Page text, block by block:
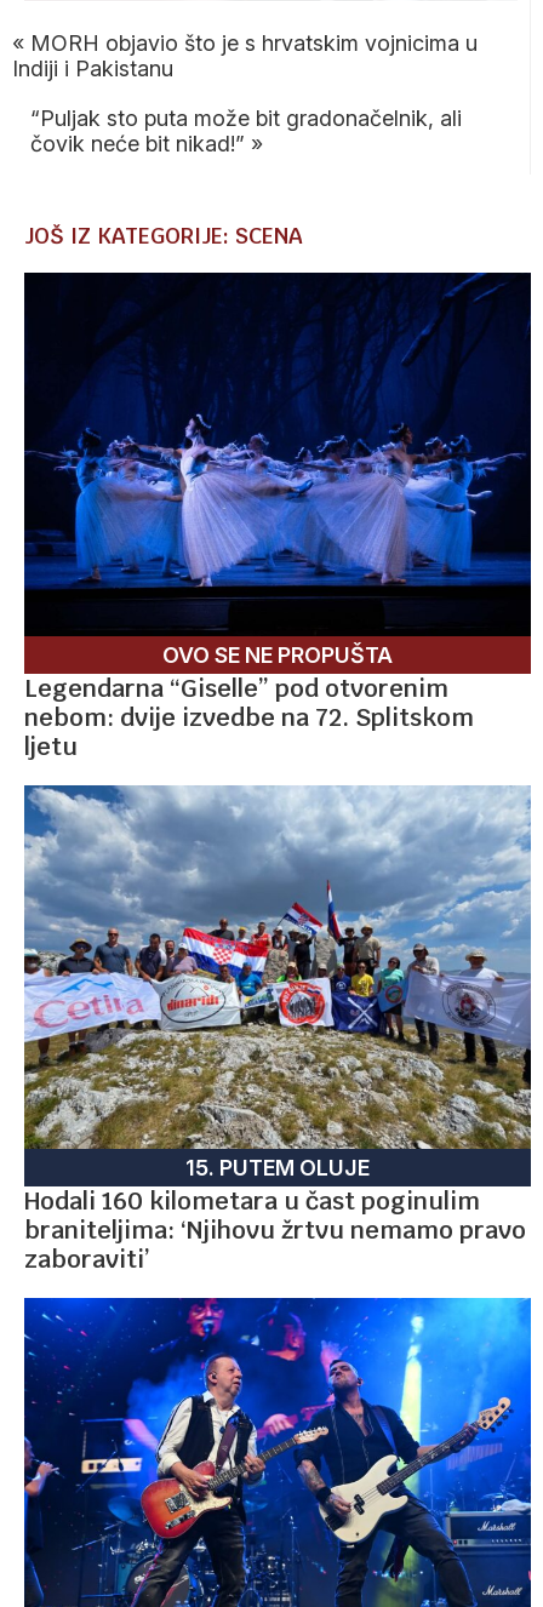
« MORH objavio što je s hrvatskim vojnicima u
Indiji i Pakistanu
“Puljak sto puta može bit gradonačelnik, ali
čovik neće bit nikad!” »
JOŠ IZ KATEGORIJE: SCENA
OVO SE NE PROPUŠTA
Legendarna “Giselle” pod otvorenim
nebom: dvije izvedbe na 72. Splitskom
ljetu
15. PUTEM OLUJE
Hodali 160 kilometara u čast poginulim
braniteljima: ‘Njihovu žrtvu nemamo pravo
zaboraviti’